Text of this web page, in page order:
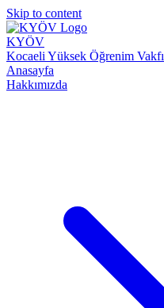
Skip to content
KYÖV
Kocaeli Yüksek Öğrenim Vakfı
Anasayfa
Hakkımızda